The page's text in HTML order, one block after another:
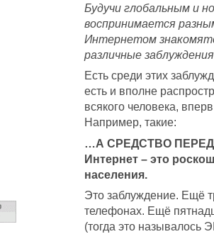
Будучи глобальным и
воспринимается
Интернетом
различные
Есть среди этих
есть и вполне
всякого человека,
Например, такие:
…А СРЕДСТВО
Интернет – это
населения.
Это заблуждение. Ещё
телефонах. Ещё
(тогда это называлось